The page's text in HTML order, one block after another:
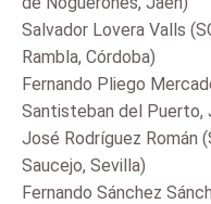
Salvador Lovera Valls
Rambla, Córdoba)
Fernando Pliego
Santisteban del Puerto,
José Rodríguez Román
Saucejo, Sevilla)
Fernando Sánchez